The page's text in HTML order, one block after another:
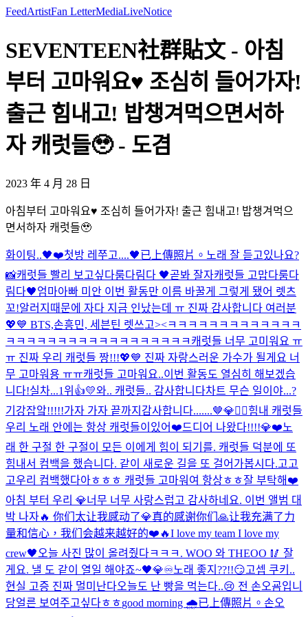
FeedArtistFan LetterMediaLiveNotice
SEVENTEEN社群貼文 - 아침
부터 고마워요♥️ 조심히 들어가자!
출근 힘내고! 밥챙겨먹으면서하
자 캐럿들🥹 - 도겸
2023 年 4 月 28 日
아침부터 고마워요♥️ 조심히 들어가자! 출근 힘내고! 밥챙겨먹으
면서하자 캐럿들🥹
화이팅..🖤❤️첫방 레쭈고....🖤已上傳照片。 노래 잘 듣고있나요?
📸캐럿들 빨리 보고싶다룸다림다 🖤곧봐 잘자캐럿들 고맙다룸다
림다🖤엄마아빠 미안 이번 활동만 이름 바꿀게 그렇게 됐어 렛츠
꼬!알러지때문에 자다 지금 인났는데 ㅠ 진짜 감사합니다 여러분
💖💙 BTS,손흥민, 세븐틴 렛쓰고><ㅋㅋㅋㅋㅋㅋㅋㅋㅋㅋㅋㅋㅋ
ㅋㅋㅋㅋㅋㅋㅋㅋㅋㅋㅋㅋㅋㅋㅋㅋㅋㅋ 캐럿들 너무 고미워요 ㅠ
ㅠ 진짜 우리 캐럿들 짱!!!💖💙 진짜 자랑스러운 가수가 될게요 너
무 고마워용 ㅠㅠ캐럿들 고마워요..이번 활동도 열심히 해보겠습
니다!실차...1위👍💛와.. 캐럿들.. 감사합니다차트 무슨 일이야...?
기강잡앜!!!!!가자 가자 끝까지 감사합니다.......🤎💎❤️‍🔥힘내 캐럿들
우리 노래 안에는 항상 캐럿들이있어❤️드디어 나왔다!!!!💎❤️노
래 한 구절 한 구절이 모든 이에게 힘이 되기를. 캐럿들 덕분에 또
힘내서 컴백을 했습니다. 같이 새로운 길을 또 걸어가봅시다.고고
고우리 컴백했다아ㅎㅎㅎ 캐럿들 고마워여 항상ㅎㅎ잘 부탁해❤️
아침 부터 우리 💎너무 너무 사랑스럽고 감사하네요. 이번 앨범 대
박 나자🔥 你们太让我感动了💎真的感谢你们🙏让我充满了力
量和信心，我们会越来越好的❤️🔥I love my team I love my
crew🖤 오늘 사진 많이 올려줬다ㅋㅋㅋ. WOO 와 THEOO 🥢 잘
게요. 낼 도 같이 열일 해야죠~🖤💎♾️노래 좋지??!!😏고셉 쿠키..
현실 고증 진짜 멀미난다오늘도 난 빵을 먹는다..😢 전 손오굠입니
당얼른 보여주고싶다ㅎㅎgood morning 🌧️已上傳照片。 손오